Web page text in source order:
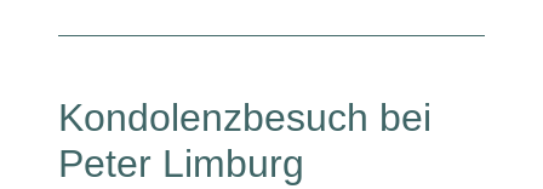
Kondolenzbesuch bei
Peter Limburg